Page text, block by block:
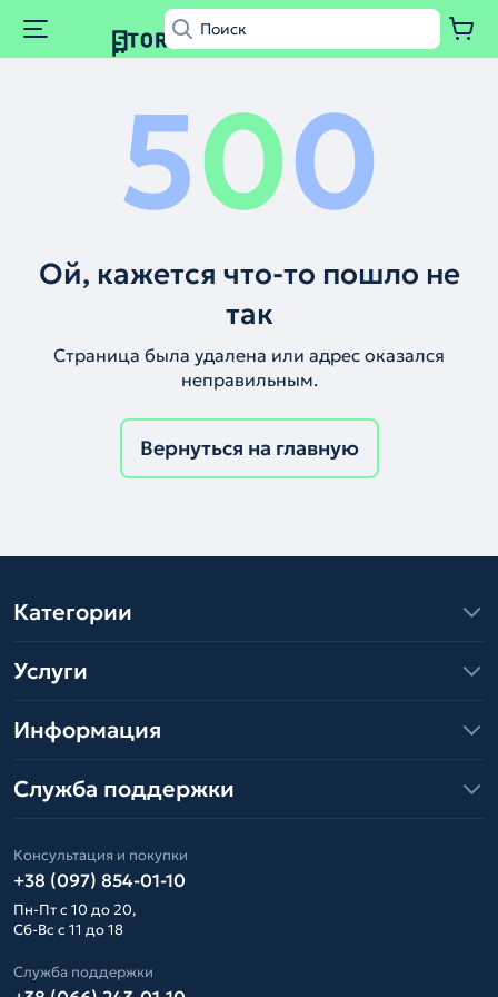
500
Ой, кажется что-то пошло не
так
Страница была удалена или адрес оказался
неправильным.
Вернуться на главную
Категории
Услуги
Информация
Служба поддержки
Консультация и покупки
+38 (097) 854-01-10
Пн-Пт с 10 до 20,
Сб-Вс с 11 до 18
Служба поддержки